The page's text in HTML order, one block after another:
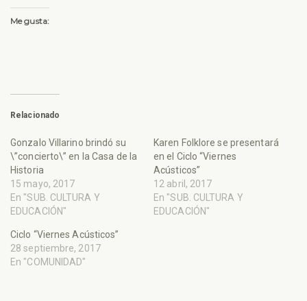
Me gusta:
Relacionado
Gonzalo Villarino brindó su
\”concierto\” en la Casa de la
Historia
15 mayo, 2017
En "SUB. CULTURA Y
EDUCACIÓN"
Karen Folklore se presentará
en el Ciclo “Viernes
Acústicos”
12 abril, 2017
En "SUB. CULTURA Y
EDUCACIÓN"
Ciclo “Viernes Acústicos”
28 septiembre, 2017
En "COMUNIDAD"